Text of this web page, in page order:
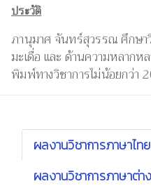
ประวัติ
ภานุมาศ จันทร์สุวรรณ ศึกษ
มะเดื่อ และ ด้านความหลาก
พิมพ์ทางวิชาการไม่น้อยกว่า
ผลงานวิชาการภาษาไทย
ผลงานวิชาการภาษาต่า